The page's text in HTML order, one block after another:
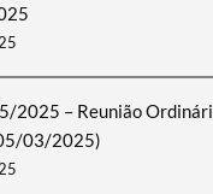
2025 – Reunião
03/2025)